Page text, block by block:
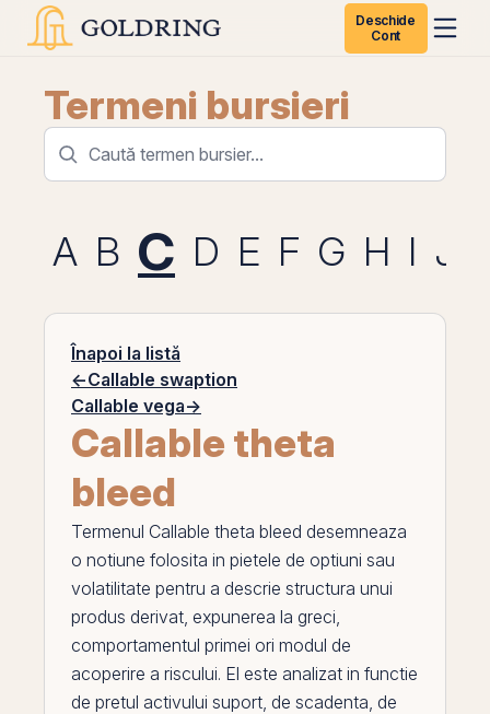
Deschide
Cont
Termeni bursieri
A B C D E F G H I J
Înapoi la listă
←Callable swaption
Callable vega→
Callable theta
bleed
Termenul Callable theta bleed desemneaza
o notiune folosita in pietele de optiuni sau
volatilitate pentru a descrie structura unui
produs derivat, expunerea la greci,
comportamentul primei ori modul de
acoperire a riscului. El este analizat in functie
de pretul activului suport, de scadenta, de